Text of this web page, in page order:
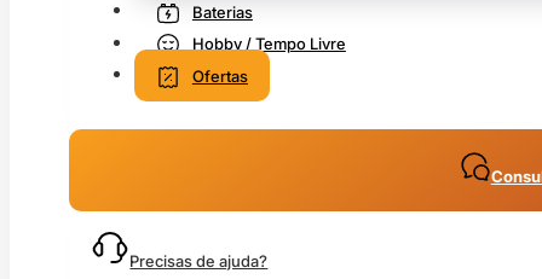
Baterias
Hobby / Tempo Livre
Ofertas
Precisas de ajuda?